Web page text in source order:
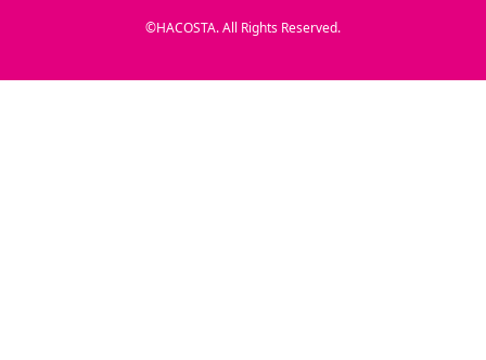
©HACOSTA. All Rights Reserved.